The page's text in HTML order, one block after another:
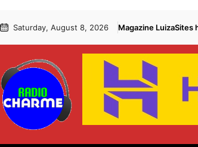
para
conteúdo
to Saturday, August 8, 2026 Magazine LuizaSites